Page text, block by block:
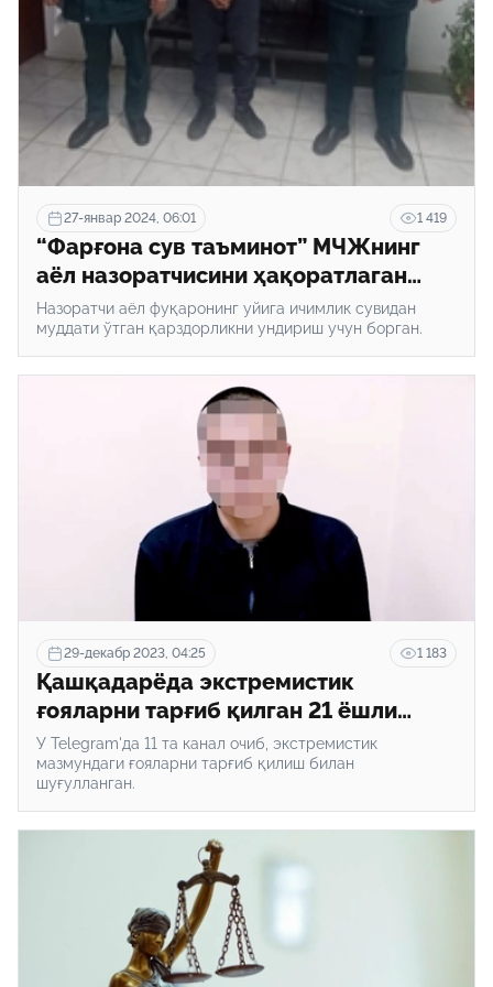
27-январ 2024, 06:01 1 419
“Фарғона сув таъминот” МЧЖнинг
аёл назоратчисини ҳақоратлаган
шахс қамалди. Майда безорилик
қандай жавобгарликка сабаб
бўлади?
Назоратчи аёл фуқаронинг уйига ичимлик сувидан
муддати ўтган қарздорликни ундириш учун борган.
29-декабр 2023, 04:25 1 183
Қашқадарёда экстремистик
ғояларни тарғиб қилган 21 ёшли
йигит қамалди
У Telegram'да 11 та канал очиб, экстремистик
мазмундаги ғояларни тарғиб қилиш билан
шуғулланган.